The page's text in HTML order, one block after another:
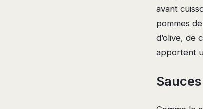
avant
pommes
d’olive, de
apportent